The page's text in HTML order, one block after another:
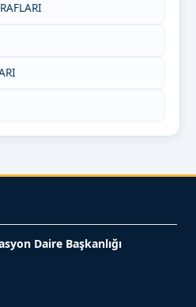
Daire Başkanlığı